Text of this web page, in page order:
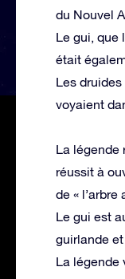
du Nouvel
Le gui, que
était
Les
voyaient
La légende
réussit à
de «
Le gui est
guirlande
La légende